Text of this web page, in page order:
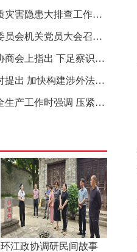
孙大伟到南宁督导检查地质灾害隐患大排查工作时强调 筑牢地质灾害安全防线 全力保障人民群众生命财产安全
中共政协广西壮族自治区委员会机关党员大会召开 选举产生新一届机关党委、机关纪委
孙大伟在自治区政协专题协商会上指出 下足察识谋督之功 恪尽服务大局之责 助推有色金属、关键金属产业高质量发展
巫家世在南宁、北海调研时提出 加快构建涉外法律供给集群 护航向海经济高质量发展
孙大伟到南宁督导检查安全生产工作时强调 压紧压实责任 狠抓隐患整治 坚决筑牢安全生产防线
环江政协调研民间故事